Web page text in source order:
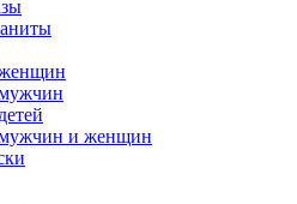
и женщин